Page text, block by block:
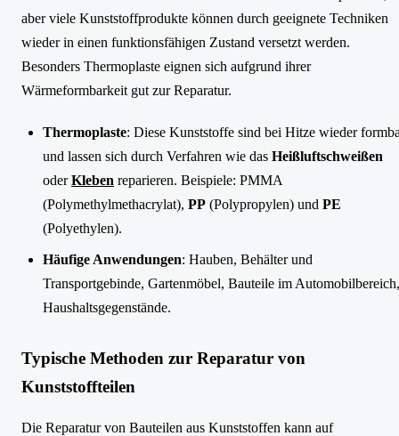
aber viele Kunststoffprodukte können durch geeignete Techniken
wieder in einen funktionsfähigen Zustand versetzt werden.
Besonders Thermoplaste eignen sich aufgrund ihrer
Wärmeformbarkeit gut zur Reparatur.
Thermoplaste: Diese Kunststoffe sind bei Hitze wieder
und lassen sich durch Verfahren wie das Heißluftschweißen
oderKleben reparieren. Beispiele: PMMA
(Polymethylmethacrylat), PP (Polypropylen) und PE
(Polyethylen).
Häufige Anwendungen: Hauben, Behälter und
Transportgebinde, Gartenmöbel, Bauteile im Automobilbereich,
Haushaltsgegenstände.
Typische Methoden zur Reparatur von
Kunststoffteilen
Die Reparatur von Bauteilen aus Kunststoffen kann auf